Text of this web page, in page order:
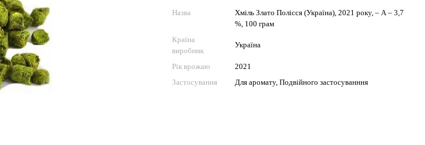
Назва
Хміль Злато Полісся (Україна), 2021 року, – А – 3,7
%, 100 грам
Країна
виробник
Україна
Рік врожаю
2021
Застосування
Для аромату, Подвійного застосуванння